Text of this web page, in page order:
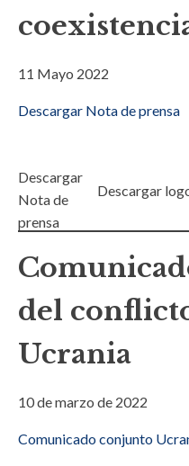
11 Mayo 2022
Descargar Nota de prensa
Descargar
Nota de
prensa
Descargar
del
Ucrania
10 de marzo de 2022
Comunicado conjunto